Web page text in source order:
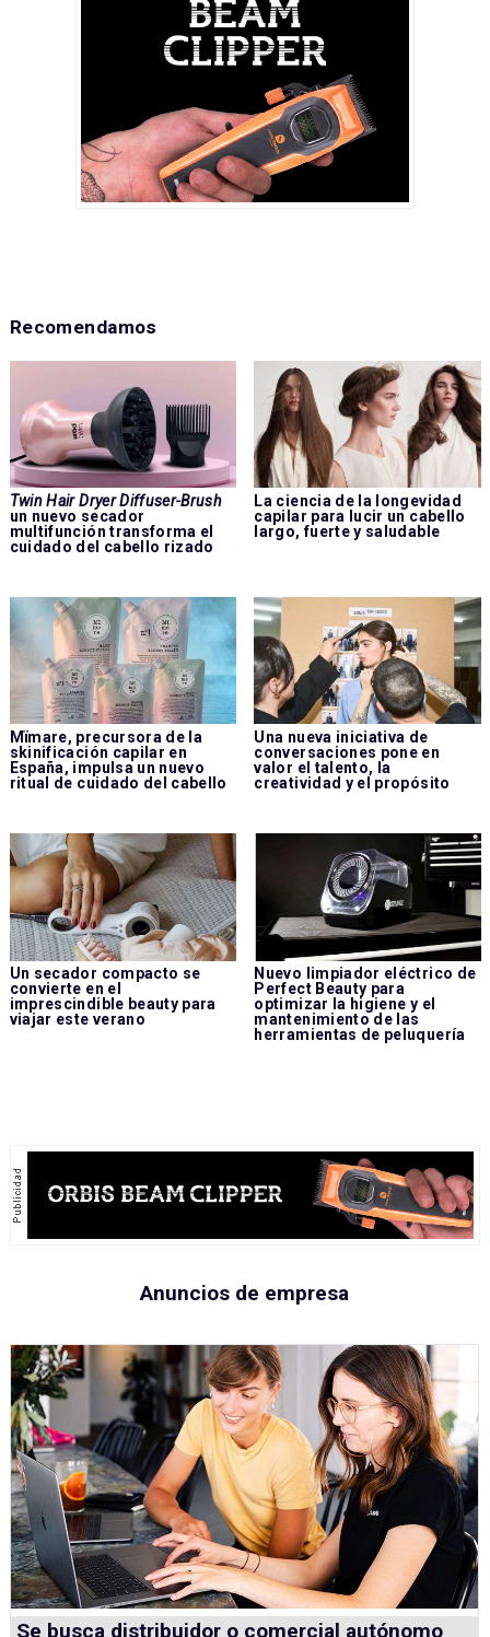
Recomendamos
Twin Hair Dryer Diffuser-Brush
un nuevo secador
multifunción transforma el
cuidado del cabello rizado
La ciencia de la longevidad
capilar para lucir un cabello
largo, fuerte y saludable
Mïmare, precursora de la
skinificación capilar en
España, impulsa un nuevo
ritual de cuidado del cabello
Una nueva iniciativa de
conversaciones pone en
valor el talento, la
creatividad y el propósito
Un secador compacto se
convierte en el
imprescindible beauty para
viajar este verano
Nuevo limpiador eléctrico de
Perfect Beauty para
optimizar la higiene y el
mantenimiento de las
herramientas de peluquería
Anuncios de empresa
Se busca distribuidor o comercial autónomo